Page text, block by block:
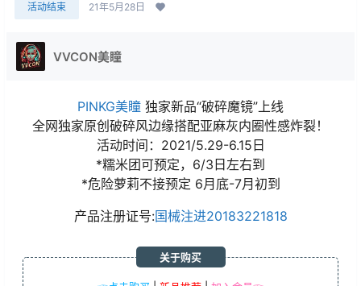
活动结束 21年5月28日
VVCON美瞳
PINKG美瞳 独家新品“破碎魔镜”上线
全网独家原创破碎风边缘搭配亚麻灰内圈性感炸裂！
活动时间：2021/5.29-6.15日
*糯米团可预定，6/3日左右到
*危险萝莉不接预定 6月底-7月初到
产品注册证号:国械注进20183221818
关于购买